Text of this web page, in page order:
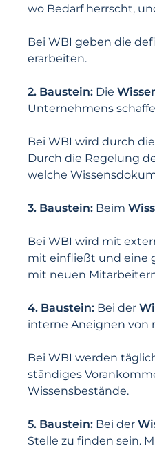
wo Bedarf herrscht,
Bei WBI geben die
erarbeiten.
2. Baustein: Die
Unternehmens
Bei WBI wird durch
Durch die Regelung
welche
3. Baustein: Beim
Bei WBI wird mit
mit einfließt und eine
mit neuen
4. Baustein: Bei der
interne Aneignen von
Bei WBI werden
ständiges
Wissensbestände.
5. Baustein: Bei der
Stelle zu finden sein.